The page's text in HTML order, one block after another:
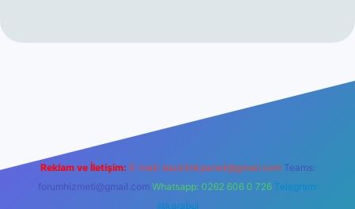
Reklam ve İletişim: E-mail: backlinkpaneli@gmail.com Teams:
forumhizmeti@gmail.com Whatsapp: 0262 606 0 726 Telegram:
@karabul